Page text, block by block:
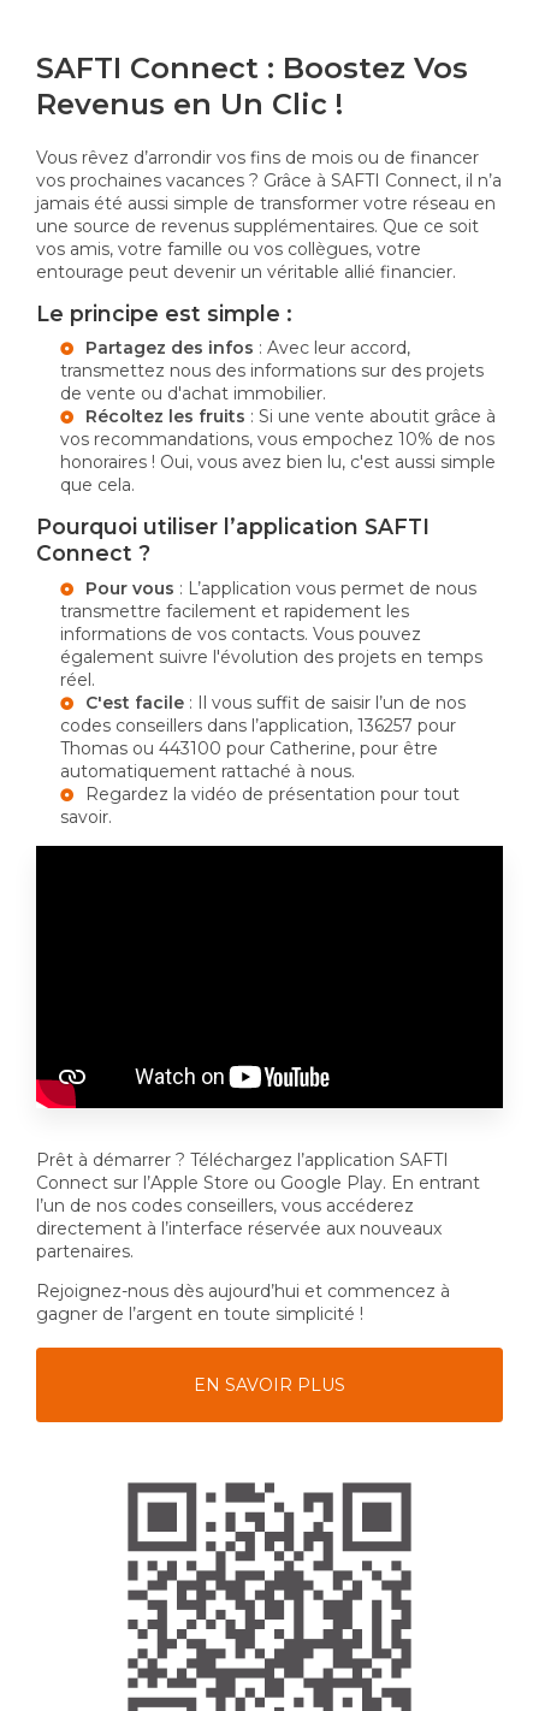
SAFTI Connect : Boostez Vos
Revenus en Un Clic !
Vous rêvez d’arrondir vos fins de mois ou de financer
vos prochaines vacances ? Grâce à SAFTI Connect, il n’a
jamais été aussi simple de transformer votre réseau en
une source de revenus supplémentaires. Que ce soit
vos amis, votre famille ou vos collègues, votre
entourage peut devenir un véritable allié financier.
Le principe est simple :
Partagez des infos : Avec leur accord,
transmettez nous des informations sur des projets
de vente ou d'achat immobilier.
Récoltez les fruits : Si une vente aboutit grâce à
vos recommandations, vous empochez 10% de nos
honoraires ! Oui, vous avez bien lu, c'est aussi simple
que cela.
Pourquoi utiliser l’application SAFTI
Connect ?
Pour vous : L’application vous permet de nous
transmettre facilement et rapidement les
informations de vos contacts. Vous pouvez
également suivre l'évolution des projets en temps
réel.
C'est facile : Il vous suffit de saisir l’un de nos
codes conseillers dans l’application, 136257 pour
Thomas ou 443100 pour Catherine, pour être
automatiquement rattaché à nous.
Regardez la vidéo de présentation pour tout
savoir.
Prêt à démarrer ? Téléchargez l’application SAFTI
Connect sur l’Apple Store ou Google Play. En entrant
l’un de nos codes conseillers, vous accéderez
directement à l’interface réservée aux nouveaux
partenaires.
Rejoignez-nous dès aujourd’hui et commencez à
gagner de l’argent en toute simplicité !
EN SAVOIR PLUS